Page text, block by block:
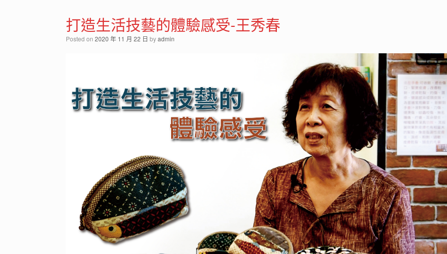
打造生活技藝的體驗感受-王秀春
Posted on 2020 年 11 月 22 日 byadmin